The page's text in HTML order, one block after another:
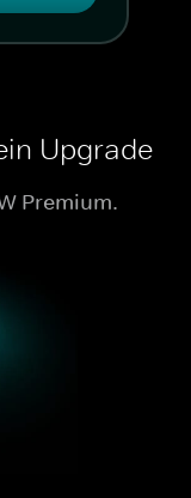
Upgrade
Premium.